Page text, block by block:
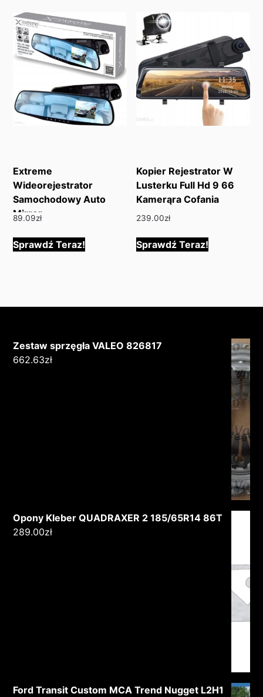
Extreme
Wideorejestrator
Samochodowy Auto
Mirror
89.09zł
Sprawdź Teraz!
Kopier Rejestrator W
Lusterku Full Hd 9 66
Kamerąra Cofania
239.00zł
Sprawdź Teraz!
Zestaw sprzęgła VALEO 826817
662.63zł
Opony Kleber QUADRAXER 2 185/65R14 86T
289.00zł
Ford Transit Custom MCA Trend Nugget L2H1